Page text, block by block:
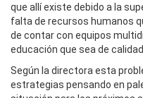
que allí existe debido a la
falta de recursos humanos
de contar con equipos
educación que sea de calidad.
Según la directora esta
estrategias pensando en